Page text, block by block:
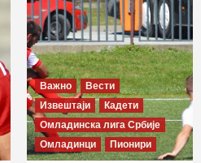
Важно
Вести
Извештаји
Кадети
Омладинска лига Србије
Омладинци
Пионири